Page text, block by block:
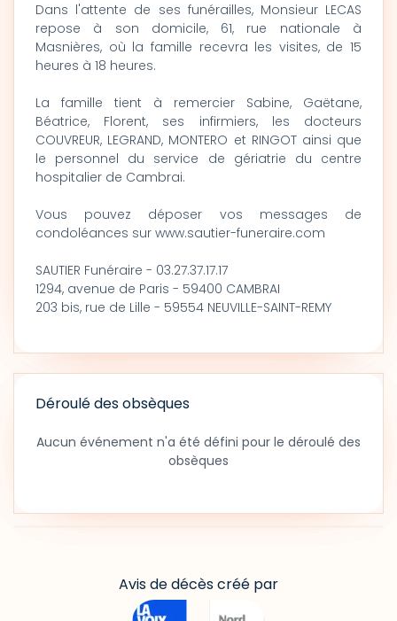
Dans l'attente de ses funérailles, Monsieur LECAS
repose à son domicile, 61, rue nationale à
Masnières, où la famille recevra les visites, de 15
heures à 18 heures.
La famille tient à remercier Sabine, Gaëtane,
Béatrice, Florent, ses infirmiers, les docteurs
COUVREUR, LEGRAND, MONTERO et RINGOT ainsi que
le personnel du service de gériatrie du centre
hospitalier de Cambrai.
Vous pouvez déposer vos messages de
condoléances sur www.sautier-funeraire.com
SAUTIER Funéraire - 03.27.37.17.17
1294, avenue de Paris - 59400 CAMBRAI
203 bis, rue de Lille - 59554 NEUVILLE-SAINT-REMY
Déroulé des obsèques
Aucun événement n'a été défini pour le déroulé des
obsèques
Avis de décès créé par